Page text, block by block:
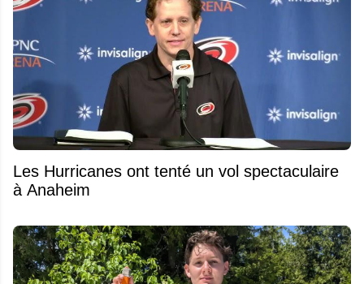
Les Hurricanes ont tenté un vol spectaculaire
à Anaheim